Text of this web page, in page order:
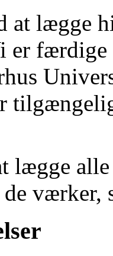
at lægge
færdige
lægge
værker,